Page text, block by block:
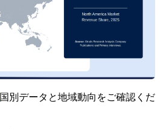
国別データと地域動向をご確認くだ